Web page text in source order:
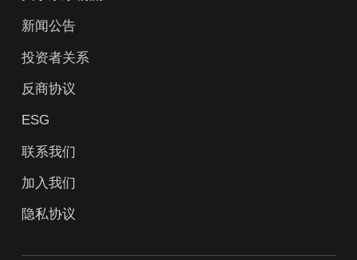
新闻公告
投资者关系
反商协议
ESG
联系我们
加入我们
隐私协议